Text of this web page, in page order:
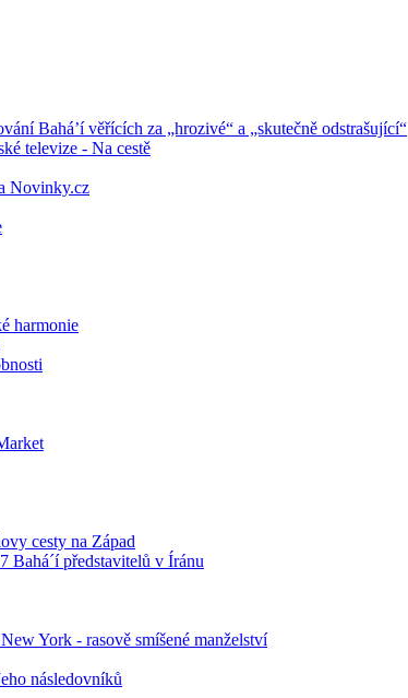
Bahá’í věřících za „hrozivé“ a „skutečně odstrašující“
televize - Na cestě
Novinky.cz
harmonie
cesty na Západ
Bahá´í představitelů v Íránu
York - rasově smíšené manželství
následovníků